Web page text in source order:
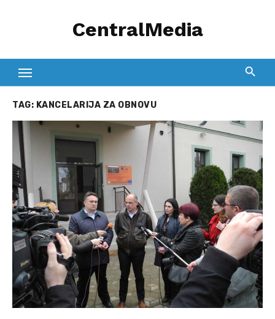
CentralMedia
TAG: KANCELARIJA ZA OBNOVU